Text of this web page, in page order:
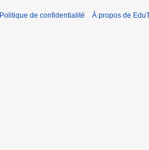
Politique de confidentialité À propos de